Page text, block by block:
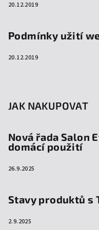
20.12.2019
Podmínky užití
20.12.2019
JAK NAKUPOVAT
Nová řada Salon
domácí použití
26.9.2025
Stavy produktů s
2.9.2025